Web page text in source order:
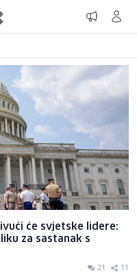
će svjetske lidere:
za sastanak s
21 11